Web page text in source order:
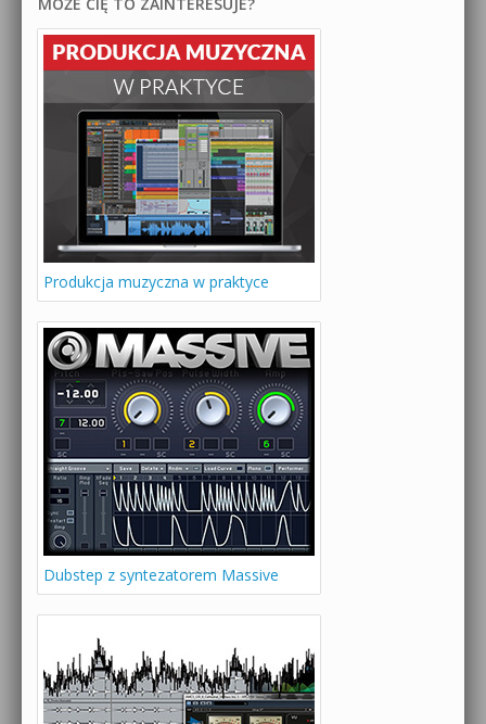
Produkcja muzyczna w praktyce
Dubstep z syntezatorem Massive